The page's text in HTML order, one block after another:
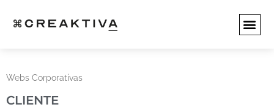
Webs Corporativas
CLIENTE